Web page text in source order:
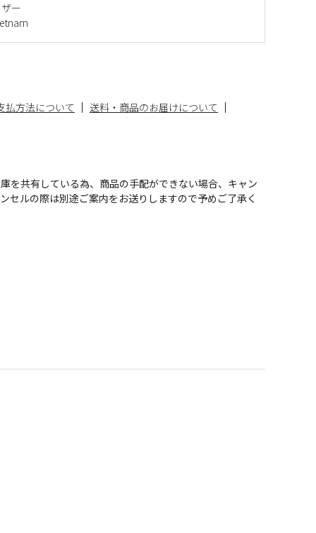
ー
払方法について
送料・商品のお届けについて
を共有している為、商品の手配ができない場合、キャン
セルの際は別途ご案内をお送りしますので予めご了承く